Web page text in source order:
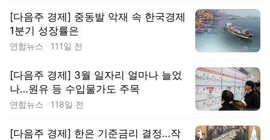
[다음주 경제] 중동발 악재 속 한국경제
1분기 성장률은
연합뉴스 111일 전
[다음주 경제] 3월 일자리 얼마나 늘었
나…원유 등 수입물가도 주목
연합뉴스 118일 전
[다음주 경제] 한은 기준금리 결정…작